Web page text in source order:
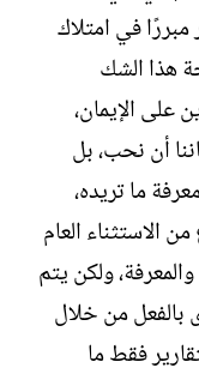
في امتلاك
هذا الشك
على الإيمان،
أن نحب، بل
ما تريده،
الاستثناء العام
ولكن يتم
بالفعل من خلال
فقط ما